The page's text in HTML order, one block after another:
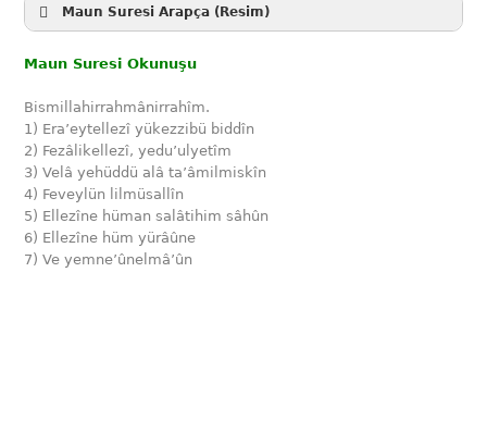
Maun Suresi Arapça (Resim)
Maun Suresi Okunuşu
Bismillahirrahmânirrahîm.
1) Era’eytellezî yükezzibü biddîn
2) Fezâlikellezî, yedu’ulyetîm
3) Velâ yehüddü alâ ta’âmilmiskîn
4) Feveylün lilmüsallîn
5) Ellezîne hüman salâtihim sâhûn
6) Ellezîne hüm yürâûne
7) Ve yemne’ûnelmâ’ûn